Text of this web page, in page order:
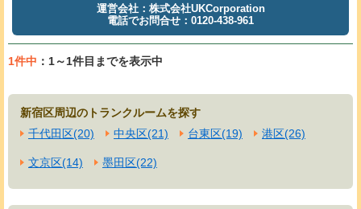
運営会社：株式会社UKCorporation
電話でお問合せ：0120-438-961
1件中 ：1～1件目までを表示中
新宿区周辺のトランクルームを探す
千代田区(20)
中央区(21) 台東区(19) 港区(26)
文京区(14) 墨田区(22)